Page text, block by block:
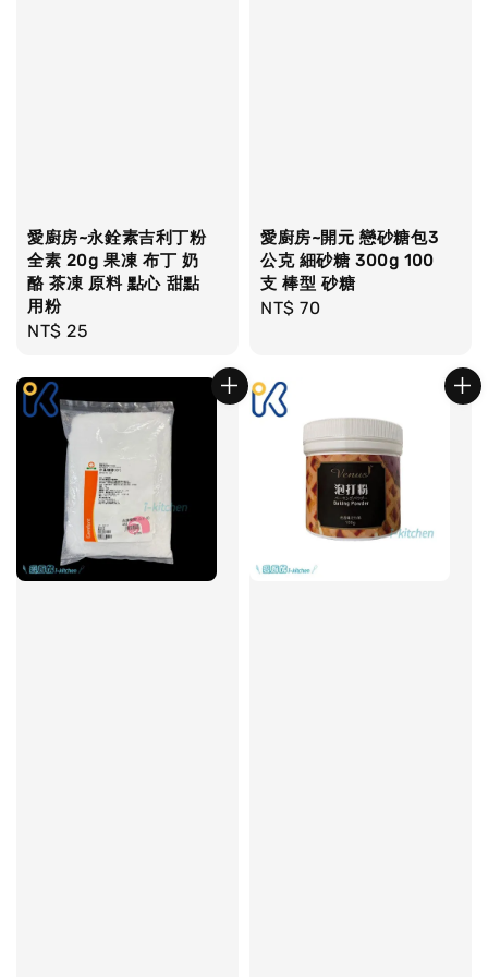
愛廚房~永銓素吉利丁粉
全素 20g 果凍 布丁 奶
酪 茶凍 原料 點心 甜點
用粉
Regular
NT$ 25
愛廚房~開元 戀砂糖包3
公克 細砂糖 300g 100
支 棒型 砂糖
Regular
NT$ 70